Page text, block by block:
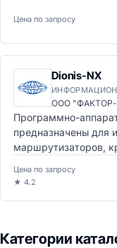
Цена по запросу
Dionis-NX
ООО
Программно-
предназначены для
маршрутизаторов,
Цена по запросу
★ 4.2
Категории